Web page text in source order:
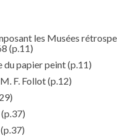
les Musées
(p.11)
du papier peint(p.11)
F. Follot(p.12)
(p.37)
(p.37)